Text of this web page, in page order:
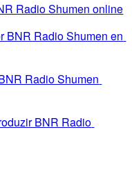
Radio Shumen online
BNR Radio Shumen en
Radio Shumen
BNR Radio